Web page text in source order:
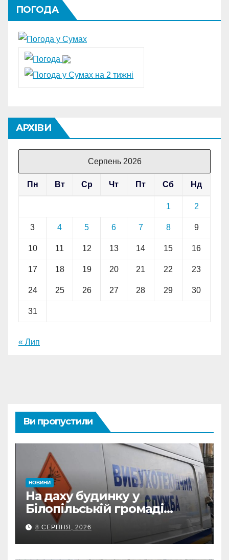
ПОГОДА
АРХІВИ
Серпень 2026
Пн Вт Ср Чт Пт Сб Нд
1 2
3 4 5 6 7 8 9
10 11 12 13 14 15 16
17 18 19 20 21 22 23
24 25 26 27 28 29 30
31
« Лип
Ви пропустили
НОВИНИ
На даху будинку у
Білопільській громаді
знайшли 120-мм міну
8 СЕРПНЯ, 2026